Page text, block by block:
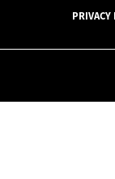
PRIVACY